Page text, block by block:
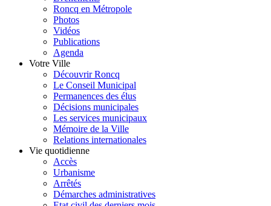
Roncq en Métropole
Photos
Vidéos
Publications
Agenda
Votre Ville
Découvrir Roncq
Le Conseil Municipal
Permanences des élus
Décisions municipales
Les services municipaux
Mémoire de la Ville
Relations internationales
Vie quotidienne
Accès
Urbanisme
Arrêtés
Démarches administratives